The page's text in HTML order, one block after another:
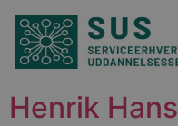
Henrik